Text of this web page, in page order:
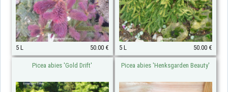
5 L 50.00 € 5 L 50.00 €
Picea abies 'Gold Drift' Picea abies 'Henksgarden Beauty'